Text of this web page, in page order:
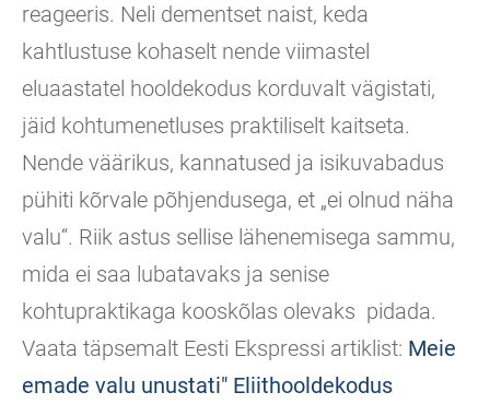
reageeris. Neli dementset naist, keda
kahtlustuse kohaselt nende viimastel
eluaastatel hooldekodus korduvalt vägistati,
jäid kohtumenetluses praktiliselt kaitseta.
Nende väärikus, kannatused ja isikuvabadus
pühiti kõrvale põhjendusega, et „ei olnud näha
valu“. Riik astus sellise lähenemisega sammu,
mida ei saa lubatavaks ja senise
kohtupraktikaga kooskõlas olevaks pidada.
Vaata täpsemalt Eesti Ekspressi artiklist: Meie
emade valu unustati" Eliithooldekodus